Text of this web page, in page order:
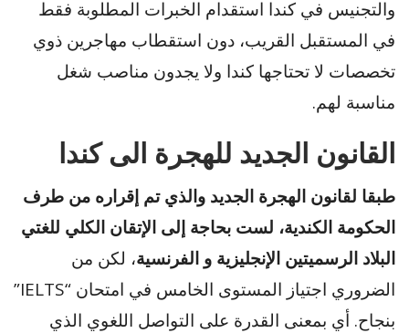
والتجنيس في كندا استقدام الخبرات المطلوبة فقط
في المستقبل القريب، دون استقطاب مهاجرين ذوي
تخصصات لا تحتاجها كندا ولا يجدون مناصب شغل
مناسبة لهم.
القانون الجديد للهجرة الى كندا
طبقا لقانون الهجرة الجديد والذي تم إقراره من طرف
الحكومة الكندية، لست بحاجة إلى الإتقان الكلي للغتي
البلاد الرسميتين الإنجليزية و الفرنسية، لكن من
الضروري اجتياز المستوى الخامس في امتحان “IELTS”
بنجاح. أي بمعنى القدرة على التواصل اللغوي الذي